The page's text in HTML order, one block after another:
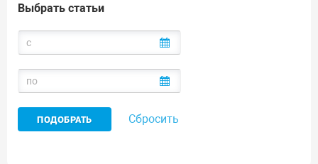
Выбрать статьи
Сбросить